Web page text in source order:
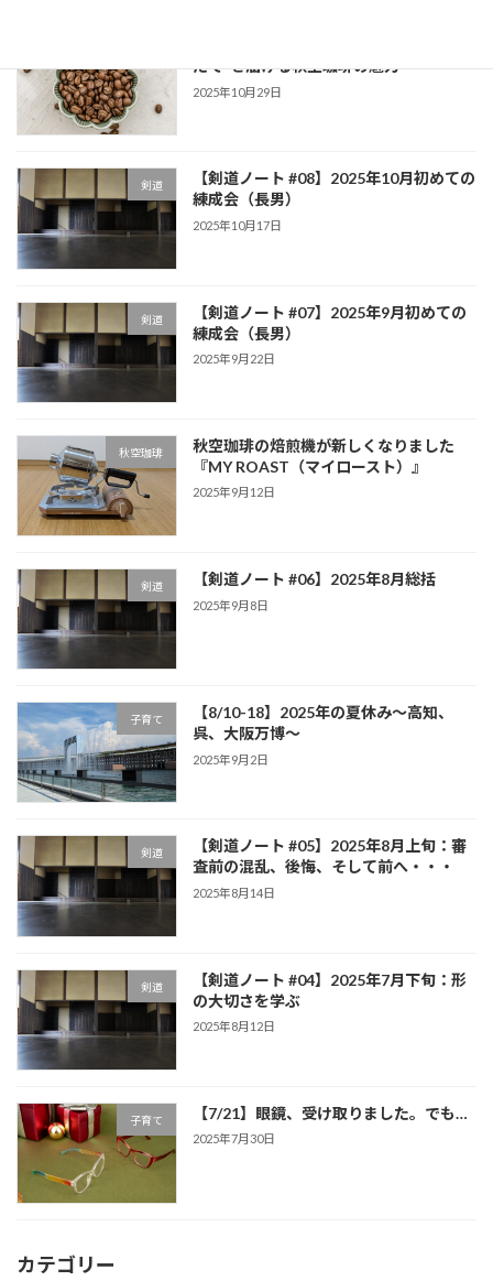
たて”を届ける秋空珈琲の魅力
2025年10月29日
剣道
【剣道ノート #08】2025年10月初めての
練成会（長男）
2025年10月17日
剣道
【剣道ノート #07】2025年9月初めての
練成会（長男）
2025年9月22日
秋空珈琲
秋空珈琲の焙煎機が新しくなりました
『MY ROAST（マイロースト）』
2025年9月12日
剣道 【剣道ノート #06】2025年8月総括
2025年9月8日
子育て
【8/10-18】2025年の夏休み～高知、
呉、大阪万博～
2025年9月2日
剣道
【剣道ノート #05】2025年8月上旬：審
査前の混乱、後悔、そして前へ・・・
2025年8月14日
剣道
【剣道ノート #04】2025年7月下旬：形
の大切さを学ぶ
2025年8月12日
子育て 【7/21】眼鏡、受け取りました。でも…
2025年7月30日
カテゴリー